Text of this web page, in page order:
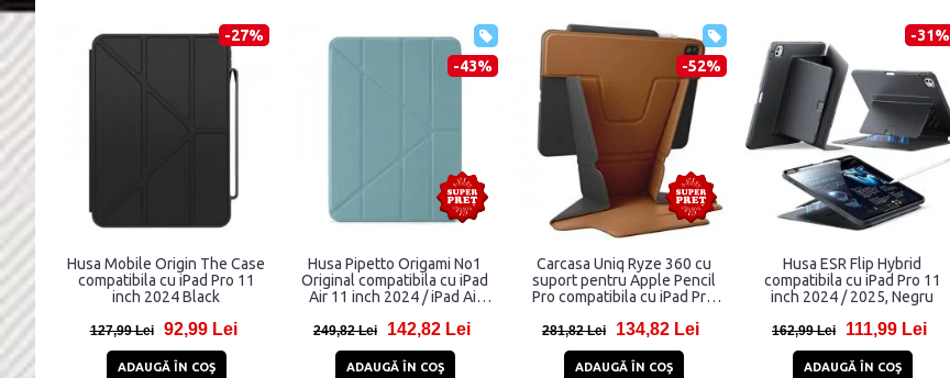
-27%
Husa Mobile Origin The Case
compatibila cu iPad Pro 11
inch 2024 Black
127,99 Lei 92,99 Lei
ADAUGĂ ÎN COŞ
-43%
Husa Pipetto Origami No1
Original compatibila cu iPad
Air 11 inch 2024 / iPad Air
Turcoaz
249,82 Lei 142,82 Lei
ADAUGĂ ÎN COŞ
-52%
Carcasa Uniq Ryze 360 cu
suport pentru Apple Pencil
Pro compatibila cu iPad Pro
281,82 Lei 134,82 Lei
ADAUGĂ ÎN COŞ
-31%
Husa ESR Flip Hybrid
compatibila cu iPad Pro 11
inch 2024 / 2025, Negru
162,99 Lei 111,99 Lei
ADAUGĂ ÎN COŞ